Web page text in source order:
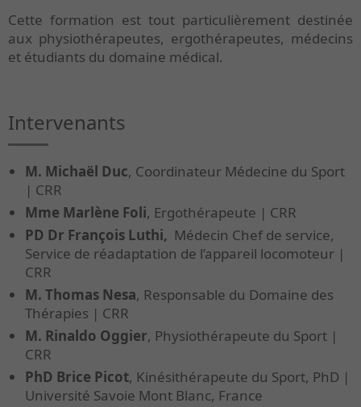
Cette formation est tout particulièrement destinée
aux physiothérapeutes, ergothérapeutes, médecins
et étudiants du domaine médical.
Intervenants
M. Michaël Duc, Coordinateur Médecine du Sport
| CRR
Mme Marlène Foli, Ergothérapeute | CRR
PD Dr François Luthi, Médecin Chef de service,
Service de réadaptation de l’appareil locomoteur |
CRR
M. Thomas Nesa, Responsable du Domaine des
Thérapies | CRR
M. Rinaldo Oggier, Physiothérapeute du Sport |
CRR
PhD Brice Picot, Kinésithérapeute du Sport, PhD |
Université Savoie Mont Blanc, France